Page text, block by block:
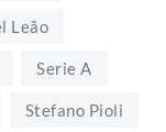
Leão
Serie A
Stefano Pioli